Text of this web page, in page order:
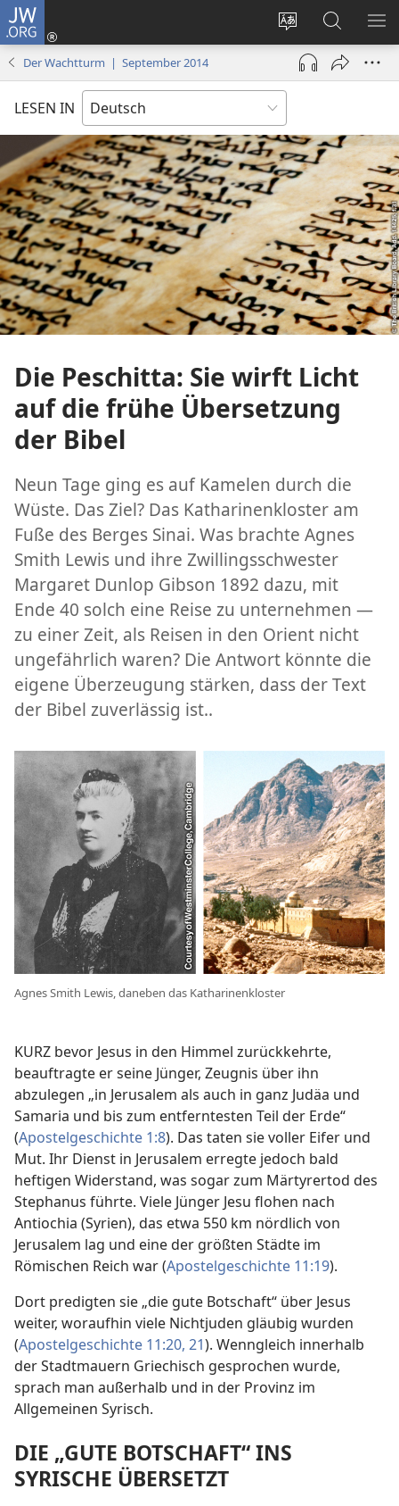
JW.ORG
Websitesprache
ändern
Anmelden
(öffnet
neues
Fenster)
Suche
Der Wachtturm | September 2014
LESEN IN
Die Peschitta: Sie wirft Licht
auf die frühe Übersetzung
der Bibel
Neun Tage ging es auf Kamelen durch die
Wüste. Das Ziel? Das Katharinenkloster am
Fuße des Berges Sinai. Was brachte Agnes
Smith Lewis und ihre Zwillingsschwester
Margaret Dunlop Gibson 1892 dazu, mit
Ende 40 solch eine Reise zu unternehmen —
zu einer Zeit, als Reisen in den Orient nicht
ungefährlich waren? Die Antwort könnte die
eigene Überzeugung stärken, dass der Text
der Bibel zuverlässig ist..
Agnes Smith Lewis, daneben das Katharinenkloster
KURZ bevor Jesus in den Himmel zurückkehrte,
beauftragte er seine Jünger, Zeugnis über ihn
abzulegen „in Jerusalem als auch in ganz Judäa und
Samaria und bis zum entferntesten Teil der Erde“
(Apostelgeschichte 1:8). Das taten sie voller Eifer und
Mut. Ihr Dienst in Jerusalem erregte jedoch bald
heftigen Widerstand, was sogar zum Märtyrertod des
Stephanus führte. Viele Jünger Jesu flohen nach
Antiochia (Syrien), das etwa 550 km nördlich von
Jerusalem lag und eine der größten Städte im
Römischen Reich war (Apostelgeschichte 11:19).
Dort predigten sie „die gute Botschaft“ über Jesus
weiter, woraufhin viele Nichtjuden gläubig wurden
(Apostelgeschichte 11:20, 21). Wenngleich innerhalb
der Stadtmauern Griechisch gesprochen wurde,
sprach man außerhalb und in der Provinz im
Allgemeinen Syrisch.
DIE „GUTE BOTSCHAFT“ INS
SYRISCHE ÜBERSETZT